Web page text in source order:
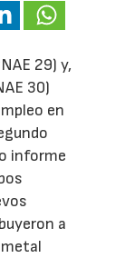
29) y,
30)
en
informe
a